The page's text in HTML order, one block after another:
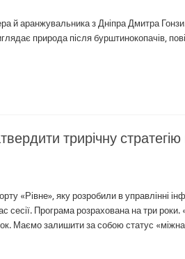
й аранжувальника з Дніпра Дмитра
природа після бурштинокопачів,
трирічну
«Рівне», яку розробили в управлінні
сесії. Програма розрахована на три
Маємо залишити за собою статус